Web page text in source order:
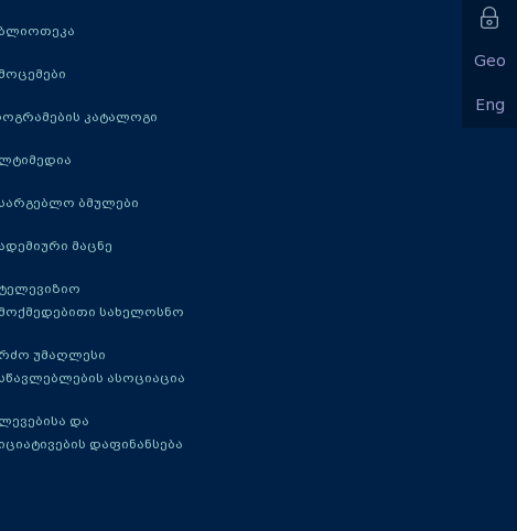
Geo
Eng
კატალოგი
ბმულები
მაცნე
სახელოსნო
უმაღლესი
ასოციაცია
და
დაფინანსება